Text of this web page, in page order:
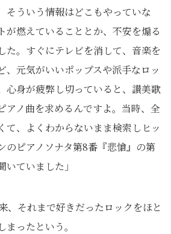
そういう情報はどこもやっていな
が燃えていることとか、不安を煽る
た。すぐにテレビを消して、音楽を
、元気がいいポップスや派手なロッ
心身が疲弊し切っていると、讃美歌
アノ曲を求めるんですよ。当時、全
て、よくわからないまま検索しヒッ
のピアノソナタ第8番『悲愴』の第
ていました」
、それまで好きだったロックをほと
ったという。